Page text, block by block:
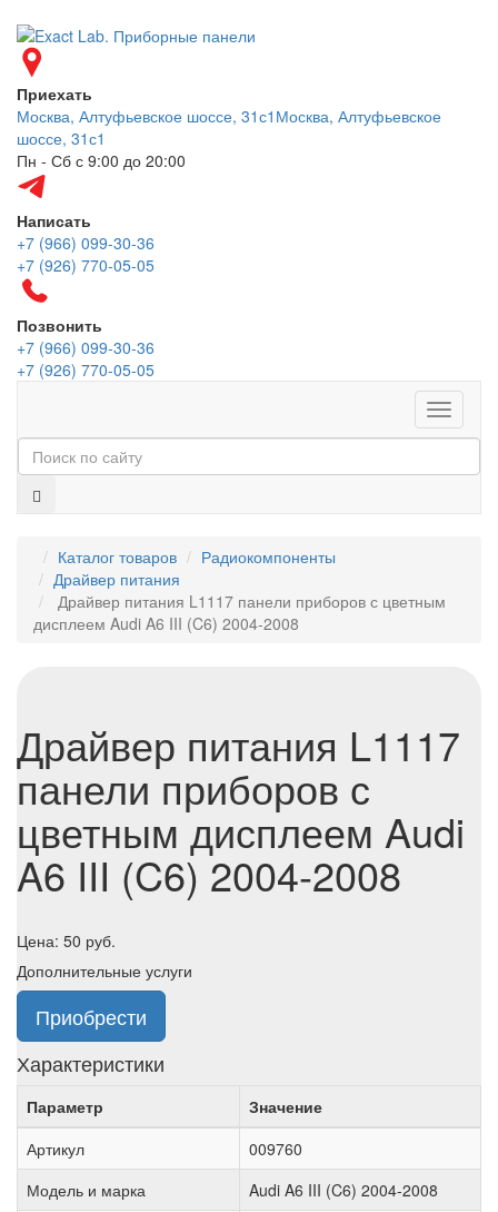
Приехать
Москва, Алтуфьевское шоссе, 31с1 Москва, Алтуфьевское
шоссе, 31с1
Пн - Сб с 9:00 до 20:00
Написать
+7 (966) 099-30-36
+7 (926) 770-05-05
Позвонить
+7 (966) 099-30-36
+7 (926) 770-05-05
Меню
Каталог товаров
Радиокомпоненты
Драйвер питания
Драйвер питания L1117 панели приборов с цветным
дисплеем Audi A6 III (C6) 2004-2008
Драйвер питания L1117
панели приборов с
цветным дисплеем Audi
A6 III (C6) 2004-2008
Цена: 50 руб.
Дополнительные услуги
Приобрести
Характеристики
Параметр
Значение
Артикул
009760
Модель и марка
Audi A6 III (C6) 2004-2008